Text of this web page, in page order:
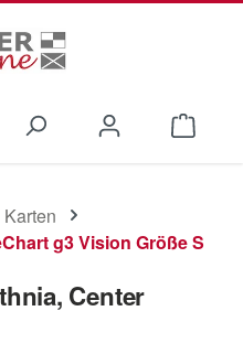
g3 Vision Größe S
Center